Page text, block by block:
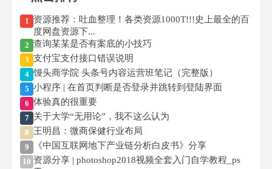
1 资源推荐：吐血整理！各类资源1000T!!!史上最全的百
度网盘资源下...
2 查询某某是否有案底的小技巧
3 支付宝支付接口错误说明
4 馒头商学院 头条号内容运营班笔记（完整版）
5 小程序 | 在首页判断是否登录并跳转到登陆界面
6 体验真的很重要
7 关于大学“无用论”，我不这么认为
8 王明昌：微商保健行业布局
9 《中国互联网地下产业链分析白皮书》分享
10 资源分享 | photoshop2018视频全套入门自学教程_ps